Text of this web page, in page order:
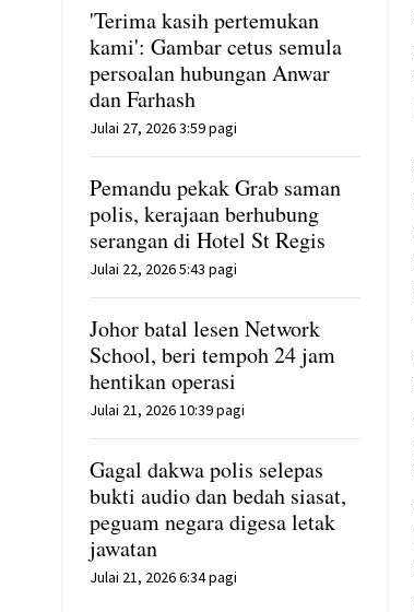
'Terima kasih pertemukan
kami': Gambar cetus semula
persoalan hubungan Anwar
dan Farhash
Julai 27, 2026 3:59 pagi
Pemandu pekak Grab saman
polis, kerajaan berhubung
serangan di Hotel St Regis
Julai 22, 2026 5:43 pagi
Johor batal lesen Network
School, beri tempoh 24 jam
hentikan operasi
Julai 21, 2026 10:39 pagi
Gagal dakwa polis selepas
bukti audio dan bedah siasat,
peguam negara digesa letak
jawatan
Julai 21, 2026 6:34 pagi